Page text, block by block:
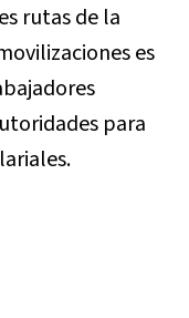
rutas de la
es
para